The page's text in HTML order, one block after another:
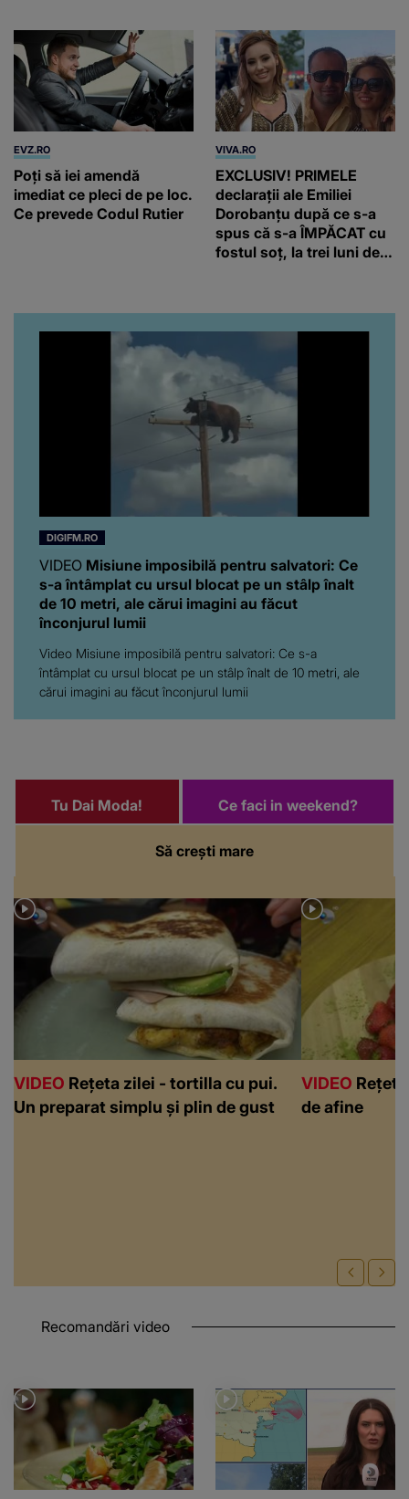
EVZ.RO
Poți să iei amendă
imediat ce pleci de pe loc.
Ce prevede Codul Rutier
VIVA.RO
EXCLUSIV! PRIMELE
declarații ale Emiliei
Dorobanțu după ce s-a
spus că s-a ÎMPĂCAT cu
fostul soț, la trei luni de
artistă i-a lăsat MASCĂ
pe toți. De data aceasta,
”Poate că aveam să ne
spunem, să ne...”
DIGIFM.RO
VIDEO Misiune imposibilă pentru salvatori: Ce
s-a întâmplat cu ursul blocat pe un stâlp înalt
de 10 metri, ale cărui imagini au făcut
înconjurul lumii
Video Misiune imposibilă pentru salvatori: Ce s-a
întâmplat cu ursul blocat pe un stâlp înalt de 10 metri, ale
cărui imagini au făcut înconjurul lumii
Să crești mare
Tu Dai Moda! Ce faci in weekend?
VIDEO Rețeta zilei - tortilla cu pui.
Un preparat simplu și plin de gust
VIDEO
de afine
Recomandări video